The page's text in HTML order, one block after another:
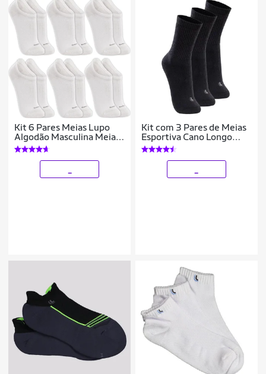
Kit 6 Pares Meias Lupo
Algodão Masculina Meia
Feminina Soquete Curto
Baixo Atacado
Kit com 3 Pares de Meias
Esportiva Cano Longo
Lupo 3250-001